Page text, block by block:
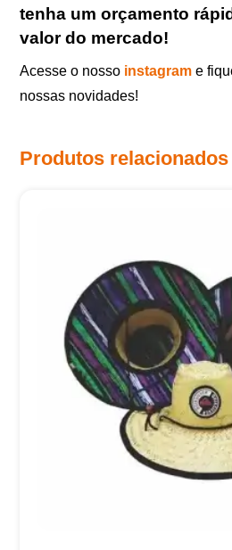
tenha um orçamento
valor do mercado!
Acesse o nosso instagram e
nossas novidades!
Produtos relacionados